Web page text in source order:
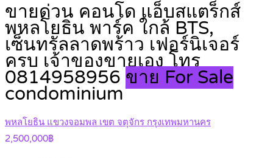
ขายด่วน คอนโด แอ็บสแตร็กส์
พหลโยธิน พาร์ค ใกล้ BTS,
เซ็นทรัลลาดพร้าว เฟอร์นิเจอร์
ครบ เจ้าของขายเอง โทร
0814958956 ขาย For Sale
condominium
พหลโยธิน แขวงจอมพล เขต จตุจักร กรุงเทพมหานคร
2,500,000฿